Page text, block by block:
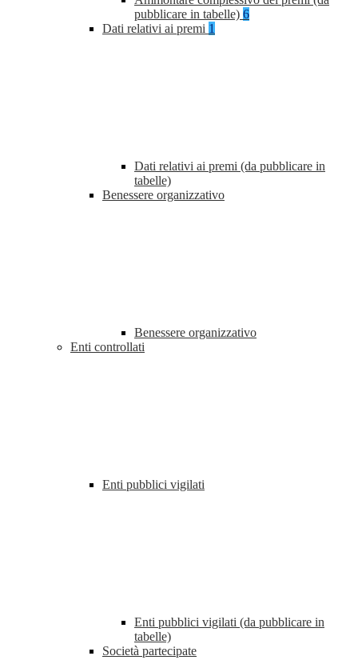
pubblicare in tabelle) 6
Dati relativi ai premi 1
Dati relativi ai premi (da pubblicare in
tabelle)
Benessere organizzativo
Benessere organizzativo
Enti controllati
Enti pubblici vigilati
Enti pubblici vigilati (da pubblicare in
tabelle)
Società partecipate